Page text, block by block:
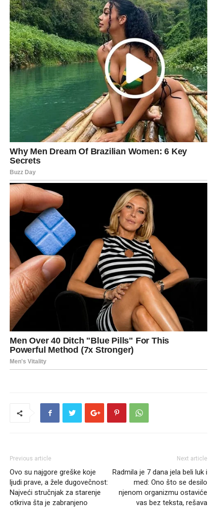
Previous article
Ovo su najgore greške koje
ljudi prave, a žele dugovečnost:
Najveći stručnjak za starenje
otkriva šta je zabranjeno
Next article
Radmila je 7 dana jela beli luk i
med: Ono što se desilo
njenom organizmu ostaviće
vas bez teksta, rešava